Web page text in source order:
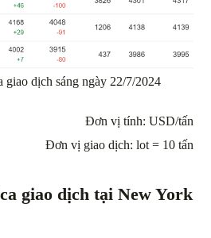
giao dịch sáng ngày 22/7/2024
Đơn vị tính: USD/tấn
Đơn vị giao dịch: lot = 10 tấn
giao dịch tại New York